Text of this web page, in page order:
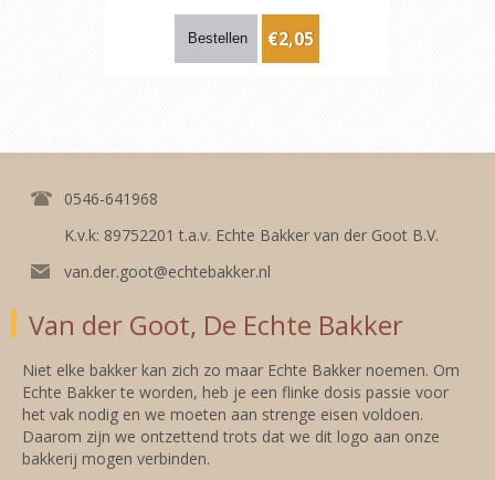
€2,05
0546-641968
K.v.k: 89752201 t.a.v. Echte Bakker van der Goot B.V.
van.der.goot@echtebakker.nl
Van der Goot, De Echte Bakker
Niet elke bakker kan zich zo maar Echte Bakker noemen. Om
Echte Bakker te worden, heb je een flinke dosis passie voor
het vak nodig en we moeten aan strenge eisen voldoen.
Daarom zijn we ontzettend trots dat we dit logo aan onze
bakkerij mogen verbinden.